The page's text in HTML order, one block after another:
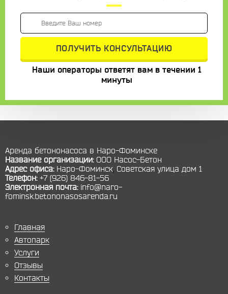
Наши операторы ответят вам в течении 1
минуты
Аренда бетононасоса в Наро-Фоминске
Название организации: ООО Насос-Бетон
Адрес офиса: Наро-Фоминск Советская улица дом 1
Телефон: +7 (926) 846-81-56
Электронная почта: info@naro-
fominsk.betononasosarenda.ru
Главная
Автопарк
Услуги
Отзывы
Контакты